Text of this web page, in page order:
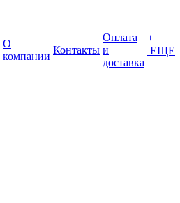
О
компании
Контакты
Оплата
и
доставка
+
ЕЩЕ